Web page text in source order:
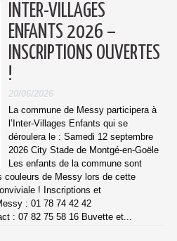
INTER-VILLAGES
ENFANTS 2026 –
INSCRIPTIONS OUVERTES
!
20/06/2026
La commune de Messy participera à
l’Inter-Villages Enfants qui se
déroulera le : Samedi 12 septembre
2026 City Stade de Montgé-en-Goële
Les enfants de la commune sont
couleurs de Messy lors de cette
! Inscriptions et
: 01 78 74 42 42
: 07 82 75 58 16 Buvette et...